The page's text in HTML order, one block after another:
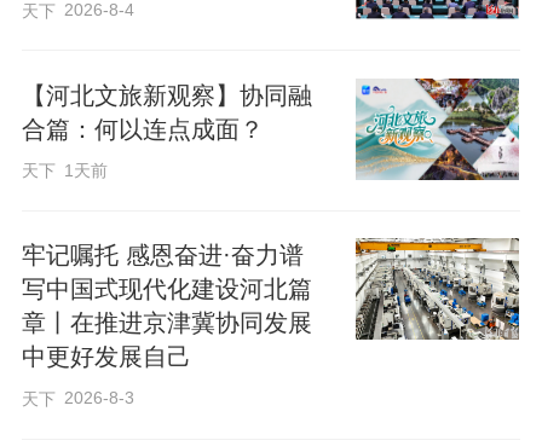
多个国家和地区。
绿色是农业的底色，促进农业可持续
发展已经成为各国的广泛共识。化肥造成
距小马物联网展位不远，就是河北硅
谷肥业有限公司展位。这里摆满了花花绿
绿的有机硅功能肥系列产品。
天下 2026-8-4
【河北文旅新观察】协同融
合篇：何以连点成面？
天下 1天前
牢记嘱托 感恩奋进·奋力谱
写中国式现代化建设河北篇
章丨在推进京津冀协同发展
中更好发展自己
天下 2026-8-3